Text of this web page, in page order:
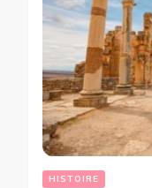
HISTOIRE